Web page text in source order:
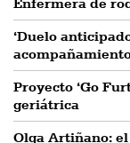
‘Duelo
Proyecto ‘Go
geriátrica
Olga Artiñano: